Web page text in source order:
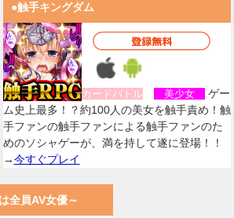
●触手キングダム
カードバトル 美少女
ゲー
ム史上最多！？約100人の美女を触手責め！触
手ファンの触手ファンによる触手ファンのた
めのソシャゲーが、満を持して遂に登場！！
→今すぐプレイ
全員AV女優～